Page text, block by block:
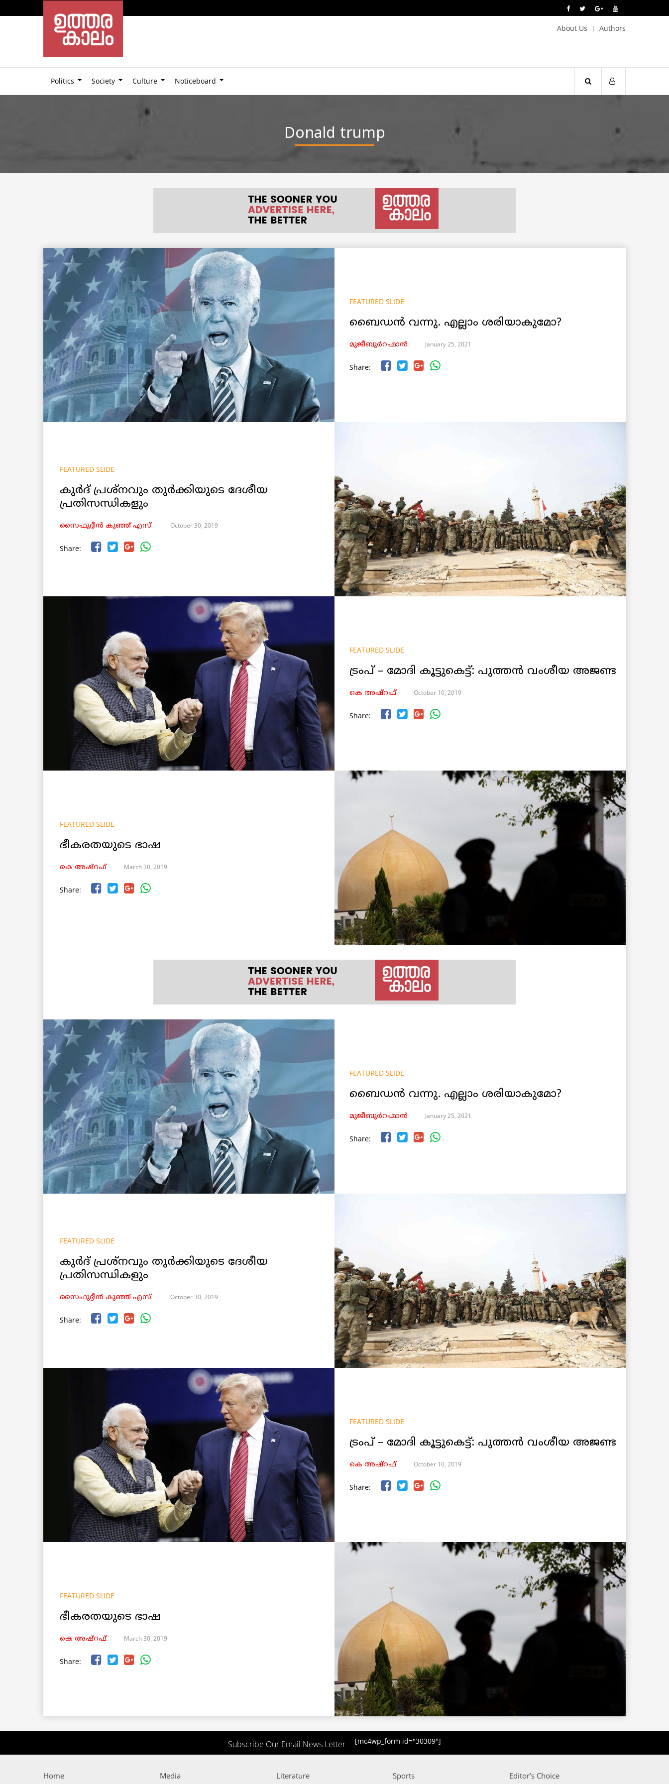
About Us Authors
Politics Society Culture Noticeboard
Donald trump
FEATURED SLIDE
ബെെഡൻ വന്നു. എല്ലാം ശരിയാകുമോ?
മുജീബുർറഹ്മാൻ January 25, 2021
Share:
FEATURED SLIDE
കുർദ് പ്രശ്നവും തുർക്കിയുടെ ദേശീയ
പ്രതിസന്ധികളും
സൈഫുദ്ദീൻ കുഞ്ഞ് എസ്. October 30, 2019
Share:
FEATURED SLIDE
ട്രംപ് – മോദി കൂട്ടുകെട്ട്: പുത്തന്‍ വംശീയ അജണ്ട
കെ അഷ്‌റഫ് October 10, 2019
Share:
FEATURED SLIDE
ഭീകരതയുടെ ഭാഷ
കെ അഷ്‌റഫ് March 30, 2019
Share:
FEATURED SLIDE
ബെെഡൻ വന്നു. എല്ലാം ശരിയാകുമോ?
മുജീബുർറഹ്മാൻ January 25, 2021
Share:
FEATURED SLIDE
കുർദ് പ്രശ്നവും തുർക്കിയുടെ ദേശീയ
പ്രതിസന്ധികളും
സൈഫുദ്ദീൻ കുഞ്ഞ് എസ്. October 30, 2019
Share:
FEATURED SLIDE
ട്രംപ് – മോദി കൂട്ടുകെട്ട്: പുത്തന്‍ വംശീയ അജണ്ട
കെ അഷ്‌റഫ് October 10, 2019
Share:
FEATURED SLIDE
ഭീകരതയുടെ ഭാഷ
കെ അഷ്‌റഫ് March 30, 2019
Share:
Subscribe Our Email News Letter [mc4wp_form id="30309"]
Home Media Literature Sports Editor’s Choice